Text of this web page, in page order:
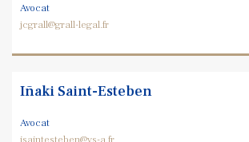
Avocat
jcgrall@grall-legal.fr
Iñaki Saint-Esteben
Avocat